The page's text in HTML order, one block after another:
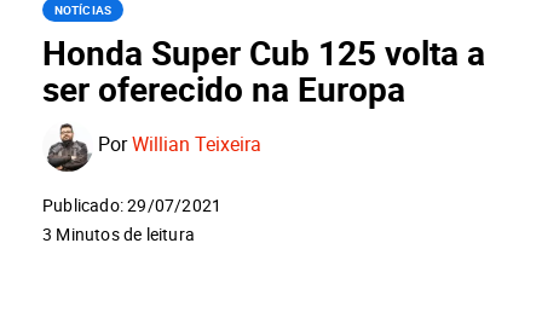
NOTÍCIAS
Honda Super Cub 125 volta a
ser oferecido na Europa
PorWillian Teixeira
Publicado: 29/07/2021
3 Minutos de leitura